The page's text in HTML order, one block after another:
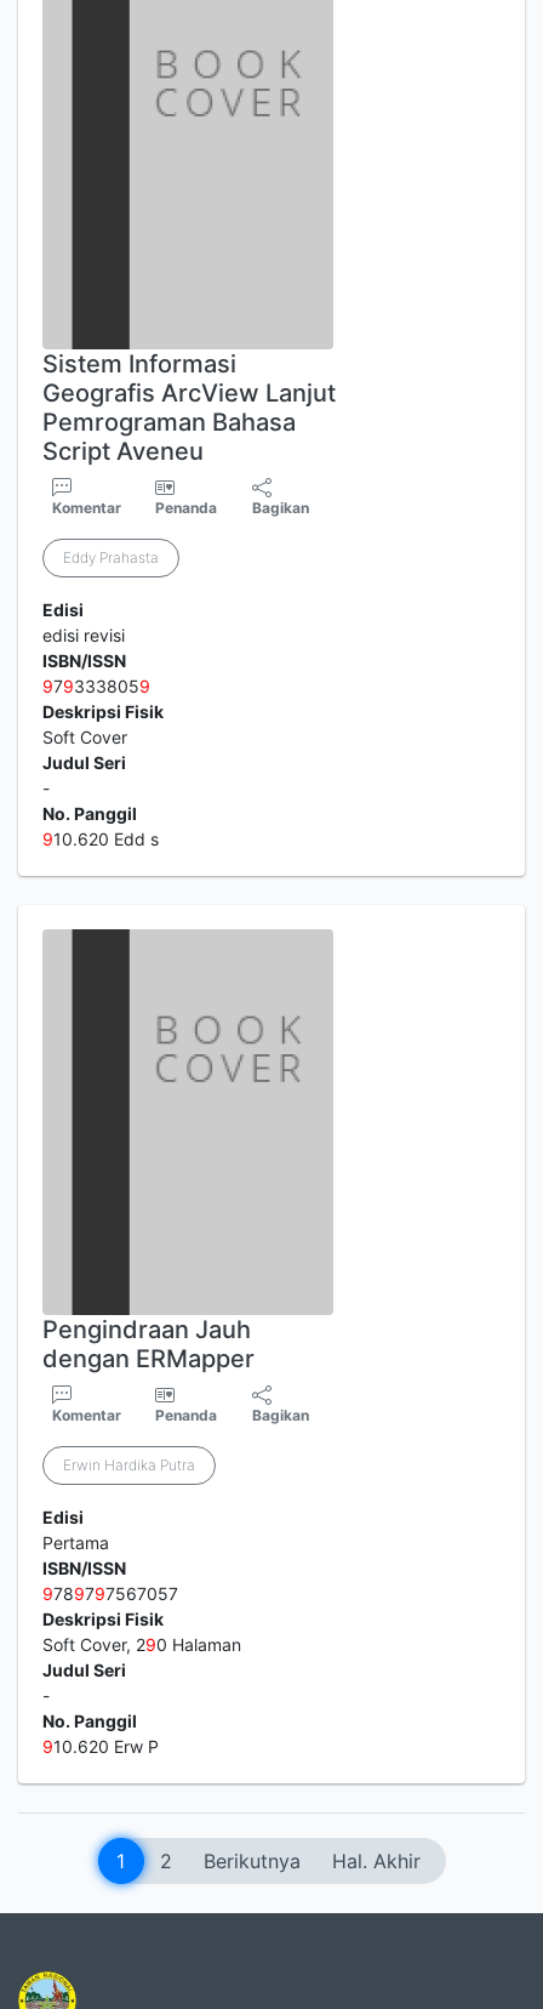
Sistem Informasi
Geografis ArcView Lanjut
Pemrograman Bahasa
Script Aveneu
Komentar Penanda Bagikan
Eddy Prahasta
Edisi
edisi revisi
ISBN/ISSN
9793338059
Deskripsi Fisik
Soft Cover
Judul Seri
-
No. Panggil
910.620 Edd s
Pengindraan Jauh
dengan ERMapper
Komentar Penanda Bagikan
Erwin Hardika Putra
Edisi
Pertama
ISBN/ISSN
9789797567057
Deskripsi Fisik
Soft Cover, 290 Halaman
Judul Seri
-
No. Panggil
910.620 Erw P
1 2 Berikutnya Hal. Akhir